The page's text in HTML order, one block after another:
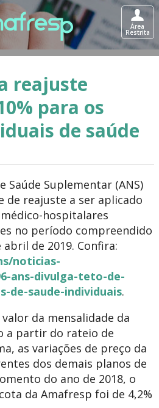
Área
Restrita
reajuste
para os
de saúde
Saúde Suplementar (ANS)
de reajuste a ser aplicado
hospitalares
no período compreendido
de 2019. Confira:
noticias-
ans-divulga-teto-de-
de-saude-individuais.
da mensalidade da
a partir do rateio de
as variações de preço da
dos demais planos de
do ano de 2018, o
da Amafresp foi de 4,2%